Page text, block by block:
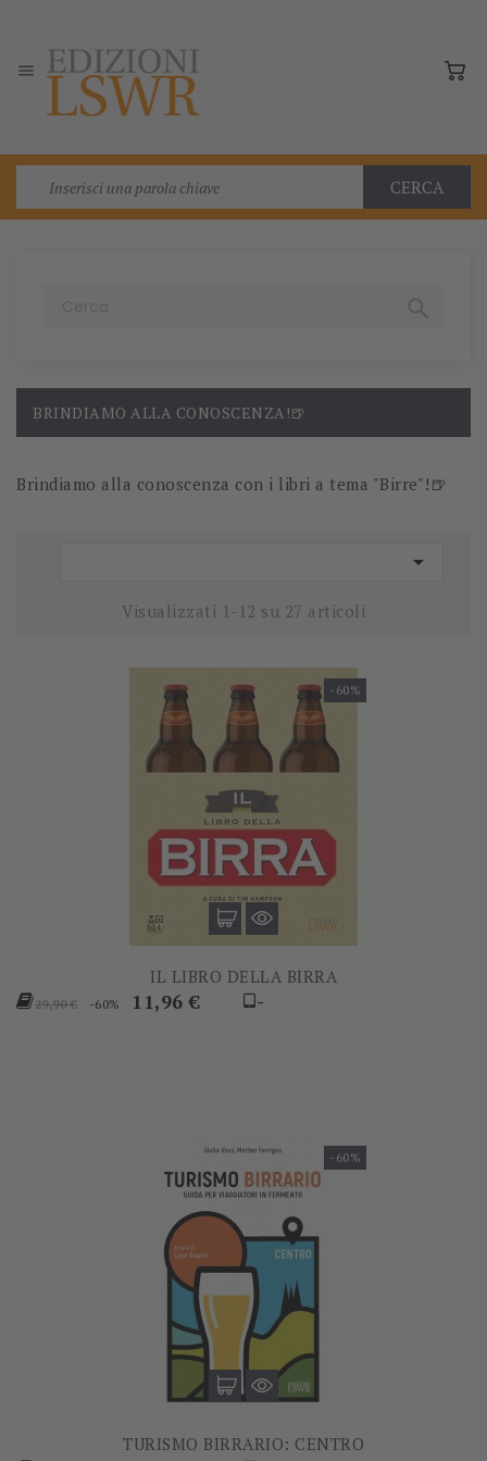

CERCA
BRINDIAMO ALLA CONOSCENZA!🍺
Brindiamo alla conoscenza con i libri a tema "Birre"!🍺

Visualizzati 1-12 su 27 articoli
-60%
IL LIBRO DELLA BIRRA
Prezzo
29,90 € -60% Prezzo
11,96 € -
-60%
TURISMO BIRRARIO: CENTRO